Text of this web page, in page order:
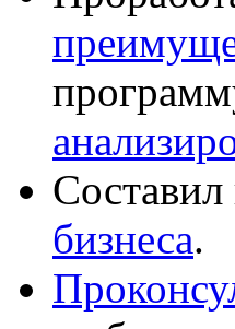
бизнеса.